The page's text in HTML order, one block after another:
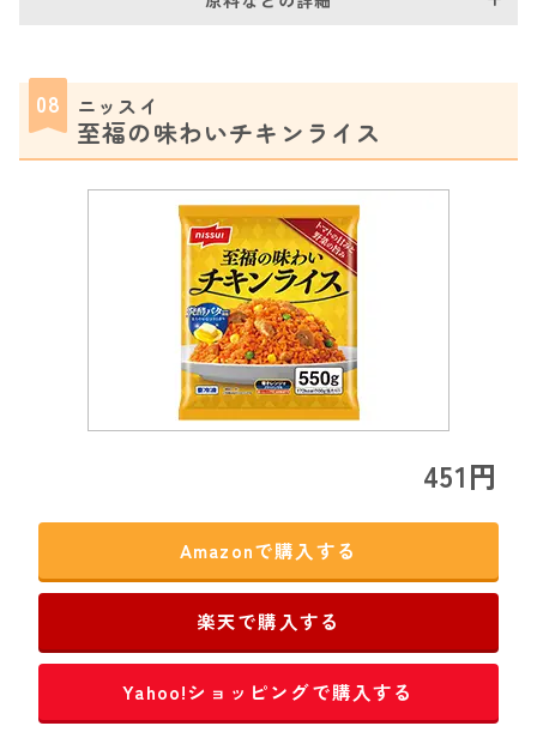
08 ニッスイ
至福の味わいチキンライス
451円
Amazonで購入する
楽天で購入する
Yahoo!ショッピングで購入する